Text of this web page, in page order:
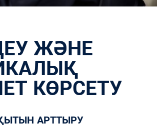
КӨРСЕТУ
АРТТЫРУ